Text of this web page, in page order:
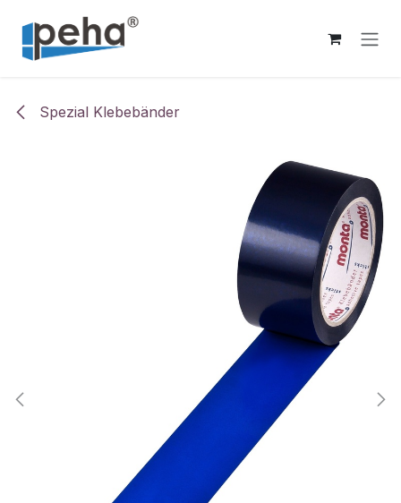
Spezial Klebebänder